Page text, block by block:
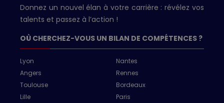
Donnez un nouvel élan à votre carrière : révélez vos
talents et passez à l’action !
OÙ CHERCHEZ-VOUS UN BILAN DE COMPÉTENCES ?
Lyon
Nantes
Angers
Rennes
Toulouse
Bordeaux
Lille
Paris